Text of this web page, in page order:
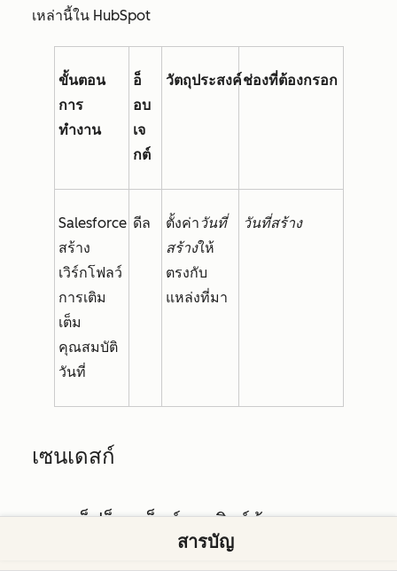
เหล่านี้ใน HubSpot
ขั้นตอน
การ
ทำงาน
อ็
อบ
เจ
กต์
วัตถุประสงค์ช่องที่ต้องกรอก
Salesforce
สร้าง
เวิร์กโฟลว์
การเติม
เต็ม
คุณสมบัติ
วันที่
ดีล ตั้งค่าวันที่
สร้างให้
ตรงกับ
แหล่งที่มา
วันที่สร้าง
เซนเดสก์
การแม็ปอ็อบเจ็กต์การซิงค์ข้อมูล
สารบัญ